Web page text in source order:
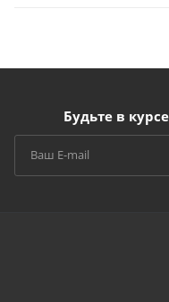
Будьте в